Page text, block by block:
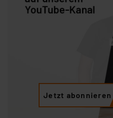
Jetzt abonnieren